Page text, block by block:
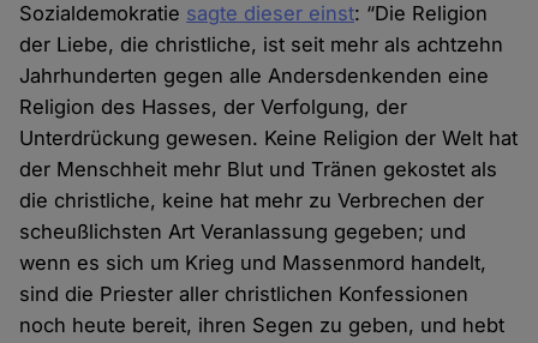
Sozialdemokratie sagte dieser einst: “Die Religion
der Liebe, die christliche, ist seit mehr als achtzehn
Jahrhunderten gegen alle Andersdenkenden eine
Religion des Hasses, der Verfolgung, der
Unterdrückung gewesen. Keine Religion der Welt hat
der Menschheit mehr Blut und Tränen gekostet als
die christliche, keine hat mehr zu Verbrechen der
scheußlichsten Art Veranlassung gegeben; und
wenn es sich um Krieg und Massenmord handelt,
sind die Priester aller christlichen Konfessionen
noch heute bereit, ihren Segen zu geben, und hebt